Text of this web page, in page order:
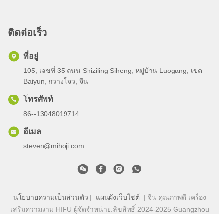
ติดต่อเร็ว
ที่อยู่
105, เลขที่ 35 ถนน Shiziling Siheng, หมู่บ้าน Luogang, เขต
Baiyun, กวางโจว, จีน
โทรศัพท์
86--13048019714
อีเมล
steven@mihoji.com
นโยบายความเป็นส่วนตัว | แผนผังเว็บไซต์ | จีน คุณภาพดี เครื่อง
เสริมความงาม HIFU ผู้จัดจําหน่าย.ลิขสิทธิ์ 2024-2025 Guangzhou